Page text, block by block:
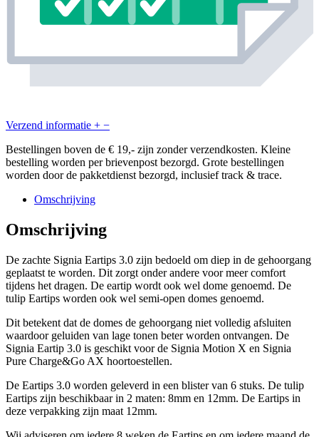
Verzend informatie + −
Bestellingen boven de € 19,- zijn zonder verzendkosten. Kleine
bestelling worden per brievenpost bezorgd. Grote bestellingen
worden door de pakketdienst bezorgd, inclusief track & trace.
Omschrijving
Omschrijving
De zachte Signia Eartips 3.0 zijn bedoeld om diep in de gehoorgang
geplaatst te worden. Dit zorgt onder andere voor meer comfort
tijdens het dragen. De eartip wordt ook wel dome genoemd. De
tulip Eartips worden ook wel semi-open domes genoemd.
Dit betekent dat de domes de gehoorgang niet volledig afsluiten
waardoor geluiden van lage tonen beter worden ontvangen. De
Signia Eartip 3.0 is geschikt voor de Signia Motion X en Signia
Pure Charge&Go AX hoortoestellen.
De Eartips 3.0 worden geleverd in een blister van 6 stuks. De tulip
Eartips zijn beschikbaar in 2 maten: 8mm en 12mm. De Eartips in
deze verpakking zijn maat 12mm.